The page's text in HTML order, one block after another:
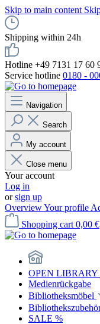
Skip to main content
Shipping within 24h
Hotline +49 7131 17 60
Service hotline 0180 -
Navigation
Search
My account
Close menu
Your account
Log in
orsign up
OverviewYour profile
Shopping cart 0,00 €
OPEN LIBRARY
Medienrückgabe
Bibliotheksmöbel
SALE %